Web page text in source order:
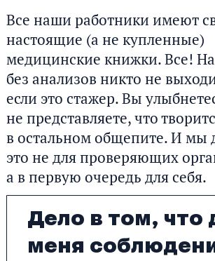
Все наши работники имеют
настоящие (а не купленные)
медицинские книжки. Все!
без анализов никто не
если это стажер. Вы
не представляете, что
в остальном общепите. И мы
это не для проверяющих
а в первую очередь для себя.
Дело в том, что
меня